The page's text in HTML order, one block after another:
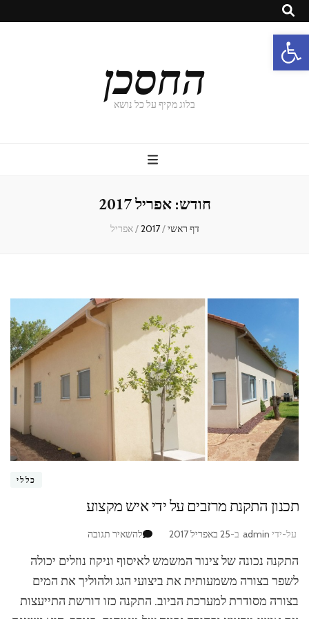
החסכן
בלוג מקיף על כל נושא
חודש:אפריל 2017
דף ראשי/
2017
/אפריל
כללי
תכנון התקנת מרזבים על ידי איש מקצוע
על-ידי admin ב-25 באפריל 2017 להשאיר תגובהבנושא
התקנת
מרזבים
על
ידי
התקנה נכונה של צינור המשמש לאיסוף וניקוז נוזלים יכולה
לשפר בצורה משמעותית את ביצועי הגג ולהוליך את המים
בצורה מסודרת למערכת הביוב. התקנה כזו דורשת התייעצות
פתח סרגל נגישות